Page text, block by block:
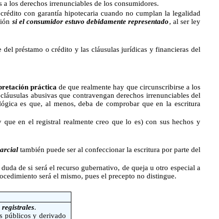
los derechos irrenunciables de los consumidores.
con garantía hipotecaria cuando no cumplan la legalidad
si el consumidor estuvo debidamente representado, al ser ley
préstamo o crédito y las cláusulas jurídicas y financieras del
práctica de querealmente hay que circunscribirse a los
abusivas que contravengan derechos irrenunciables del
es que, al menos, deba de comprobar que en la escritura
en el registral realmente creo que lo es) con sus hechos y
también puede ser al confeccionar la escritura por parte del
de si será el recurso gubernativo, de queja u otro especial a
será el mismo, pues el precepto no distingue.
registrales.
públicos y derivado